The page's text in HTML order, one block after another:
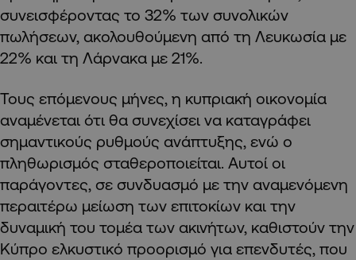
συνεισφέροντας το 32% των συνολικών
πωλήσεων, ακολουθούμενη από τη Λευκωσία με
22% και τη Λάρνακα με 21%.
Τους επόμενους μήνες, η κυπριακή οικονομία
αναμένεται ότι θα συνεχίσει να καταγράφει
σημαντικούς ρυθμούς ανάπτυξης, ενώ ο
πληθωρισμός σταθεροποιείται. Αυτοί οι
παράγοντες, σε συνδυασμό με την αναμενόμενη
περαιτέρω μείωση των επιτοκίων και την
δυναμική του τομέα των ακινήτων, καθιστούν την
Κύπρο ελκυστικό προορισμό για επενδυτές, που